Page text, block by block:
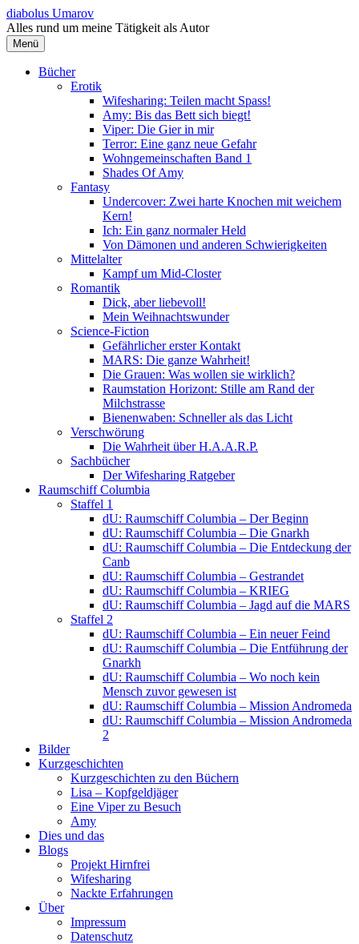
Springe
zum
Inhalt
diabolus Umarov
Alles rund um meine Tätigkeit als Autor
Menü
Bücher
Erotik
Wifesharing: Teilen macht Spass!
Amy: Bis das Bett sich biegt!
Viper: Die Gier in mir
Terror: Eine ganz neue Gefahr
Wohngemeinschaften Band 1
Shades Of Amy
Fantasy
Undercover: Zwei harte Knochen mit weichem
Kern!
Ich: Ein ganz normaler Held
Von Dämonen und anderen Schwierigkeiten
Mittelalter
Kampf um Mid-Closter
Romantik
Dick, aber liebevoll!
Mein Weihnachtswunder
Science-Fiction
Gefährlicher erster Kontakt
MARS: Die ganze Wahrheit!
Die Grauen: Was wollen sie wirklich?
Raumstation Horizont: Stille am Rand der
Milchstrasse
Bienenwaben: Schneller als das Licht
Verschwörung
Die Wahrheit über H.A.A.R.P.
Sachbücher
Der Wifesharing Ratgeber
Raumschiff Columbia
Staffel 1
dU: Raumschiff Columbia – Der Beginn
dU: Raumschiff Columbia – Die Gnarkh
dU: Raumschiff Columbia – Die Entdeckung der
Canb
dU: Raumschiff Columbia – Gestrandet
dU: Raumschiff Columbia – KRIEG
dU: Raumschiff Columbia – Jagd auf die MARS
Staffel 2
dU: Raumschiff Columbia – Ein neuer Feind
dU: Raumschiff Columbia – Die Entführung der
Gnarkh
dU: Raumschiff Columbia – Wo noch kein
Mensch zuvor gewesen ist
dU: Raumschiff Columbia – Mission Andromeda
dU: Raumschiff Columbia – Mission Andromeda
2
Bilder
Kurzgeschichten
Kurzgeschichten zu den Büchern
Lisa – Kopfgeldjäger
Eine Viper zu Besuch
Amy
Dies und das
Blogs
Projekt Hirnfrei
Wifesharing
Nackte Erfahrungen
Über
Impressum
Datenschutz